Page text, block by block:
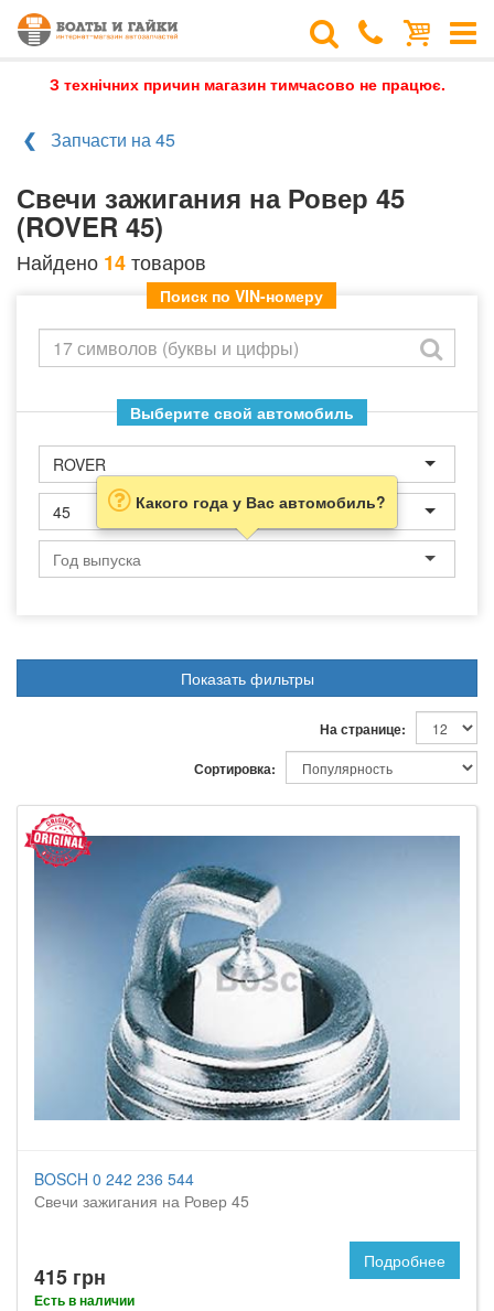
З технічних причин магазин тимчасово не працює.
Запчасти на 45
Свечи зажигания на Ровер 45
(ROVER 45)
Найдено 14товаров
Поиск по VIN-номеру
Выберите свой автомобиль
ROVER
45 Какого года у Вас автомобиль?
Показать фильтры
На странице:
Сортировка:
BOSCH 0 242 236 544
Свечи зажигания на Ровер 45
415 грн
Есть в наличии
Подробнее